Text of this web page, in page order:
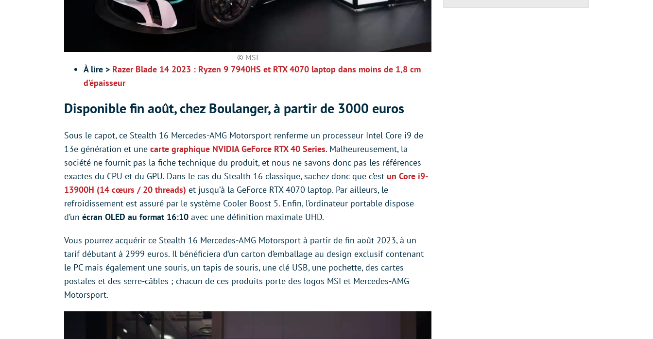
© MSI
À lire > Razer Blade 14 2023 : Ryzen 9 7940HS et RTX 4070 laptop dans moins de 1,8 cm
d’épaisseur
Disponible fin août, chez Boulanger, à partir de 3000 euros
Sous le capot, ce Stealth 16 Mercedes-AMG Motorsport renferme un processeur Intel Core i9 de
13e génération et une carte graphique NVIDIA GeForce RTX 40 Series. Malheureusement, la
société ne fournit pas la fiche technique du produit, et nous ne savons donc pas les références
exactes du CPU et du GPU. Dans le cas du Stealth 16 classique, sachez donc que c’est un Core i9-
13900H (14 cœurs / 20 threads) et jusqu’à la GeForce RTX 4070 laptop. Par ailleurs, le
refroidissement est assuré par le système Cooler Boost 5. Enfin, l’ordinateur portable dispose
d’un écran OLED au format 16:10 avec une définition maximale UHD.
Vous pourrez acquérir ce Stealth 16 Mercedes-AMG Motorsport à partir de fin août 2023, à un
tarif débutant à 2999 euros. Il bénéficiera d’un carton d’emballage au design exclusif contenant
le PC mais également une souris, un tapis de souris, une clé USB, une pochette, des cartes
postales et des serre-câbles ; chacun de ces produits porte des logos MSI et Mercedes-AMG
Motorsport.